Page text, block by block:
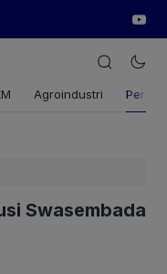
Agroindustri
Swasembada